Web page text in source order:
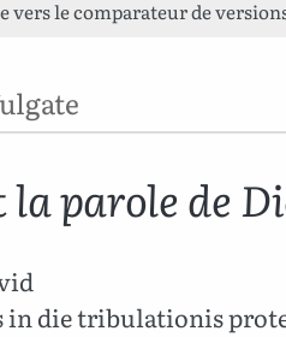
vers le comparateur de
parole de
in die tribulationis